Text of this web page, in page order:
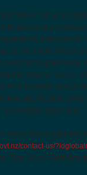
melden wir uns jetzt
Neuseeland arbeiten
könnt, haben wir im
bei der Inland
leider nichts gekommen,
15 Wochen dauern
Fehl-Bescheid an
wurde. Deshalb
Neuseeland angerufen.
findet man auf der
contact-us/
Tipp: Skype-Guthaben